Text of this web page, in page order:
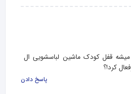
قفل کودک ماشین لباسشویی ال
پاسخ دادن